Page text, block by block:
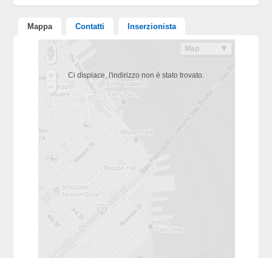
Mappa Contatti Inserzionista
Ci dispiace, l'indirizzo non è stato trovato.